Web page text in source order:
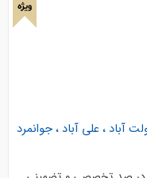
ویژه
، علی آباد ، جوانمرد